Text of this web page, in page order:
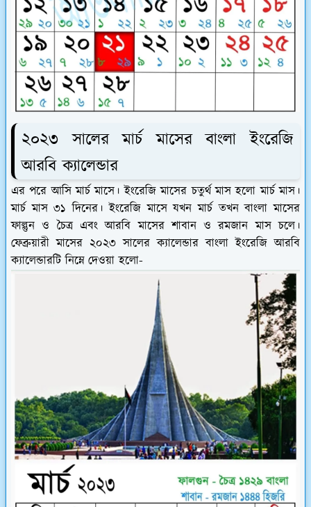
২০২৩ সালের মার্চ মাসের বাংলা ইংরেজি
আরবি ক্যালেন্ডার
এর পরে আসি মার্চ মাসে। ইংরেজি মাসের চতুর্থ মাস হলো মার্চ মাস।
মার্চ মাস ৩১ দিনের। ইংরেজি মাসে যখন মার্চ তখন বাংলা মাসের
ফাল্গুন ও চৈত্র এবং আরবি মাসের শাবান ও রমজান মাস চলে।
ফেব্রুয়ারী মাসের ২০২৩ সালের ক্যালেন্ডার বাংলা ইংরেজি আরবি
ক্যালেন্ডারটি নিম্নে দেওয়া হলো-